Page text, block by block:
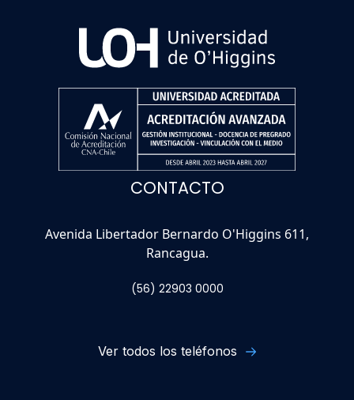
CONTACTO
Avenida Libertador Bernardo O'Higgins 611,
Rancagua.
(56) 22903 0000
Ver todos los teléfonos